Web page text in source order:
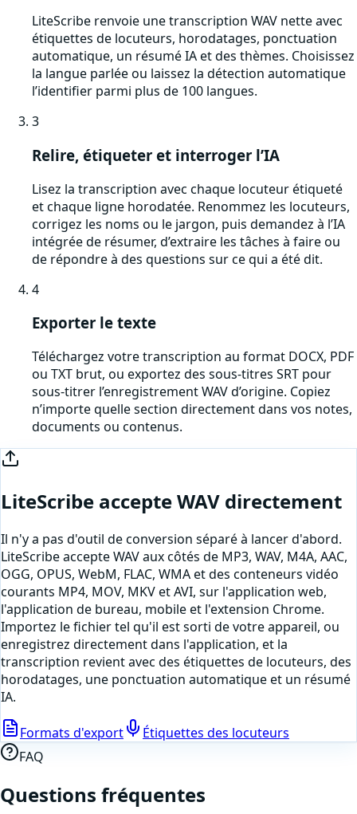
LiteScribe renvoie une transcription WAV nette avec
étiquettes de locuteurs, horodatages, ponctuation
automatique, un résumé IA et des thèmes. Choisissez
la langue parlée ou laissez la détection automatique
l’identifier parmi plus de 100 langues.
3
Relire, étiqueter et interroger l’IA
Lisez la transcription avec chaque locuteur étiqueté
et chaque ligne horodatée. Renommez les locuteurs,
corrigez les noms ou le jargon, puis demandez à l’IA
intégrée de résumer, d’extraire les tâches à faire ou
de répondre à des questions sur ce qui a été dit.
4
Exporter le texte
Téléchargez votre transcription au format DOCX, PDF
ou TXT brut, ou exportez des sous-titres SRT pour
sous-titrer l’enregistrement WAV d’origine. Copiez
n’importe quelle section directement dans vos notes,
documents ou contenus.
LiteScribe accepteWAV directement
Il n'y a pas d'outil de conversion séparé à lancer d'abord.
LiteScribe accepteWAVaux côtés de MP3, WAV, M4A, AAC,
OGG, OPUS, WebM, FLAC, WMA et des conteneurs vidéo
courants MP4, MOV, MKV et AVI, sur l'application web,
l'application de bureau, mobile et l'extension Chrome.
Importez le fichier tel qu'il est sorti de votre appareil, ou
enregistrez directement dans l'application, et la
transcription revient avec des étiquettes de locuteurs, des
horodatages, une ponctuation automatique et un résumé
IA.
Formats d'export
Étiquettes des locuteurs
FAQ
Questions fréquentes